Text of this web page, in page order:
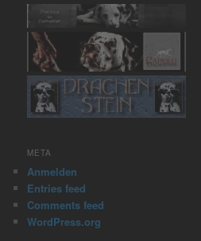
META
Anmelden
Entries feed
Comments feed
WordPress.org